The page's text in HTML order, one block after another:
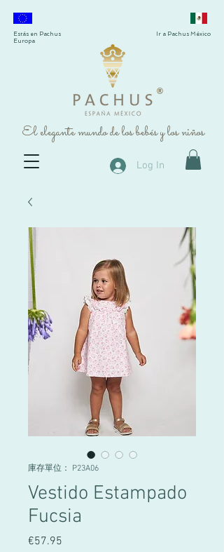
®
El elegante mundo de los bebés y los niños
Estás en Pachus
Europa
Ir a Pachus México
Log In
庫存單位： P23A06
Vestido Estampado
Fucsia
€57.95